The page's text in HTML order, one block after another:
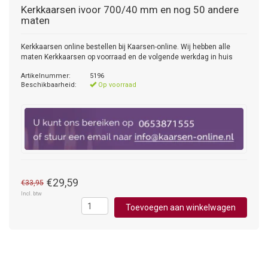
Kerkkaarsen ivoor 700/40 mm en nog 50 andere
maten
Kerkkaarsen online bestellen bij Kaarsen-online. Wij hebben alle
maten Kerkkaarsen op voorraad en de volgende werkdag in huis
Artikelnummer:
5196
Beschikbaarheid:
Op voorraad
€33,95 €29,59
Incl. btw
Toevoegen aan winkelwagen